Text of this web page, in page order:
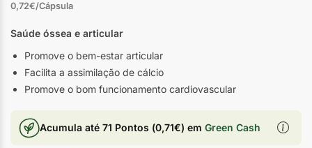
0,72€/Cápsula
Saúde óssea e articular
Promove o bem-estar articular
Facilita a assimilação de cálcio
Promove o bom funcionamento cardiovascular
Acumula até 71 Pontos (0,71€) em Green Cash